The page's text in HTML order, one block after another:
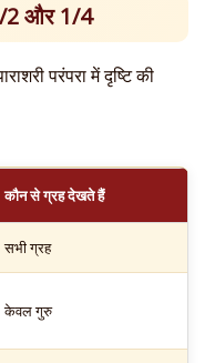
2 और 1/4
परंपरा में दृष्टि की
कौन से ग्रह देखते हैं
सभी ग्रह
केवल गुरु